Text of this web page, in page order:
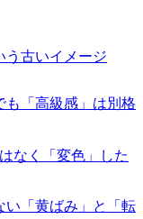
う古いイメージ
も「高級感」は別格
なく「変色」した
い「黄ばみ」と「転